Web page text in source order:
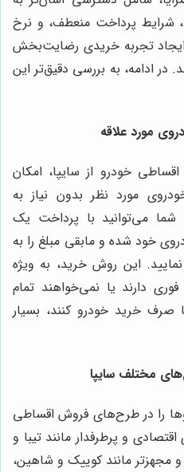
شرایط پرداخت منعطف، و نرخ
تجربه خریدی رضایت‌بخش
در ادامه، به بررسی دقیق‌تر این
مورد علاقه
خودرو از سایپا، امکان
مورد نظر بدون نیاز به
می‌توانید با پرداخت یک
خود شده و مابقی مبلغ را به
این روش خرید، به ویژه
دارند یا نمی‌خواهند تمام
خرید خودرو کنند، بسیار
مختلف سایپا
را در طرح‌های فروش اقساطی
و پرطرفدار مانند تیبا و
مجهزتر مانند کوییک و شاهین،